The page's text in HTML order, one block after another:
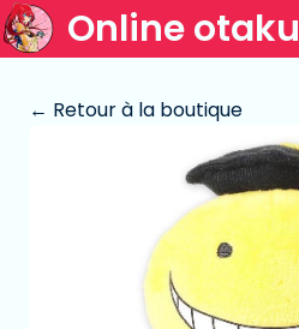
Online otaku
← Retour à la boutique